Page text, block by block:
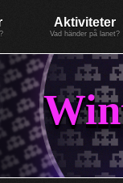
Aktiviteter
Vad händer på lanet?